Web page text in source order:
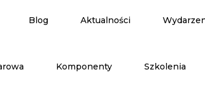
Blog Aktualności
Komponenty Szkolenia